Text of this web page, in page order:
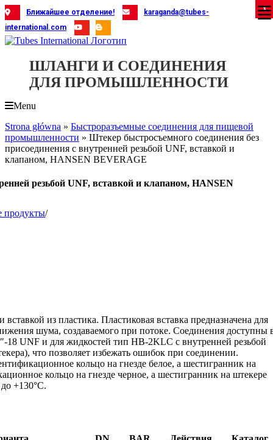
Skip
to
content
Ближайшее отделение!
karaganda@tubes-
international.com
ШЛАНГИ И СОЕДИНЕНИЯ
ДЛЯ ПРОМЫШЛЕННОСТИ
Menu
Strona główna » Быстроразъемные соединения для пищевой
промышленности » Штекер быстросъемного соединения без
присоединения с внутренней резьбой UNF, вставкой и
клапаном, HANSEN BEVERAGE
резьбой UNF, вставкой и клапаном, HANSEN
продукты/
из пластика. Пластиковая вставка предназначена для
шума, создаваемого при потоке. Соединения доступны
18 UNF и для жидкостей тип HB-2KLC с внутренней резьбой
что позволяет избежать ошибок при соединении.
кольцо на гнезде белое, а шестигранник на
кольцо на гнезде черное, а шестигранник на штекере
+130°C.
X
X
X
X
X
X
X
X
X
X
X
X
X
X
X
X
X
X
X